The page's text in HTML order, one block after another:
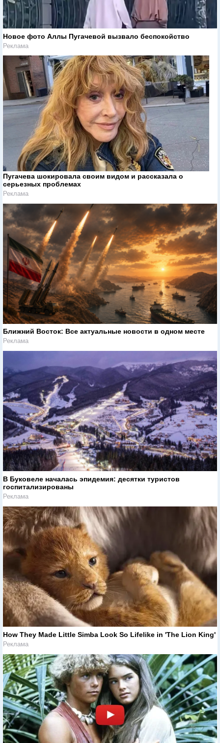
Новое фото Аллы Пугачевой вызвало беспокойство
Реклама
Пугачева шокировала своим видом и рассказала о
серьезных проблемах
Реклама
Ближний Восток: Все актуальные новости в одном месте
Реклама
В Буковеле началась эпидемия: десятки туристов
госпитализированы
Реклама
How They Made Little Simba Look So Lifelike in 'The Lion King'
Реклама